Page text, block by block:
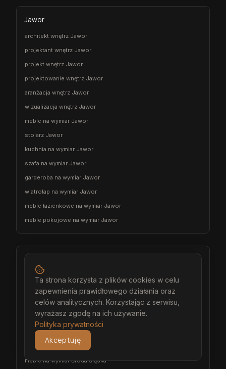
Jawor
architekt wnętrz Jawor
projektant wnętrz Jawor
projekt wnętrz Jawor
projektowanie wnętrz Jawor
aranżacja wnętrz Jawor
wizualizacja wnętrz Jawor
meble na wymiar Jawor
stolarz Jawor
kuchnia na wymiar Jawor
szafa na wymiar Jawor
garderoba na wymiar Jawor
wiatrołap na wymiar Jawor
meble łazienkowe na wymiar Jawor
meble pokojowe na wymiar Jawor
architekt wnętrz Środa Śląska
projektant wnętrz Środa Śląska
projekt wnętrz Środa Śląska
projektowanie wnętrz Środa Śląska
aranżacja wnętrz Środa Śląska
wizualizacja wnętrz Środa Śląska
meble na wymiar Środa Śląska
Ta strona korzysta z plików cookies w celu
zapewnienia prawidłowego działania oraz
celów analitycznych. Korzystając z serwisu,
wyrażasz zgodę na ich używanie.
Polityka prywatności
Akceptuję